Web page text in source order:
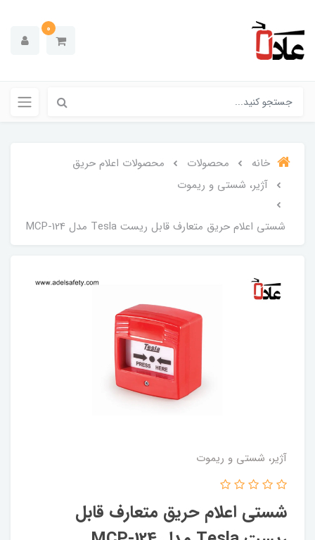
0
خانه محصولات
محصولات اعلام حریق
آژیر، شستی و ریموت
شستی اعلام حریق متعارف قابل ریست Tesla مدل MCP-124
آژیر، شستی و ریموت
شستی اعلام حریق متعارف قابل